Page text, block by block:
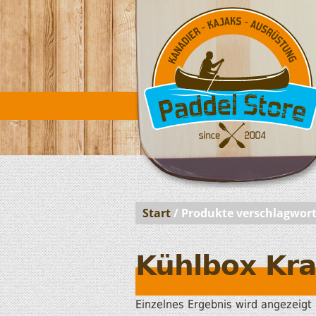
Start/ Produkte
Kühlbox
Einzelnes Ergebnis wird angezeigt